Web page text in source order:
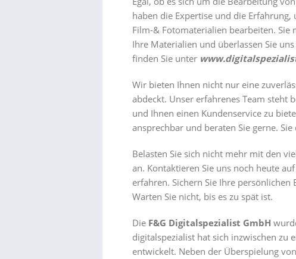
haben die Expertise und die
Film-& Fotomaterialien bearbeiten. Sie
Ihre Materialien und überlassen Sie
finden Sie unter
Wir bieten Ihnen nicht nur eine
abdeckt. Unser erfahrenes Team steht
und Ihnen einen Kundenservice zu
ansprechbar und beraten Sie gerne.
Belasten Sie sich nicht mehr mit den
an. Kontaktieren Sie uns noch heute
erfahren. Sichern Sie Ihre
Warten Sie nicht, bis es zu spät ist.
Die F&G Digitalspezialist GmbH
digitalspezialist hat sich inzwischen zu
entwickelt. Neben der Überspielung